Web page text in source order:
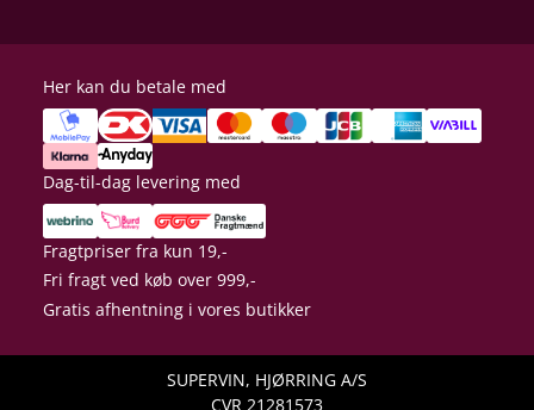
Her kan du betale med
Dag-til-dag levering med
Fragtpriser fra kun 19,-
Fri fragt ved køb over 999,-
Gratis afhentning i vores butikker
SUPERVIN, HJØRRING A/S
CVR 21281573